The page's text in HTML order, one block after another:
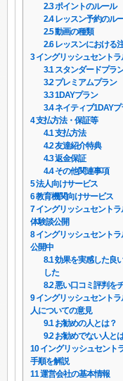
2.3ポイントのルール
2.4レッスン予約のル
2.5動画の種類
2.6レッスンにおける
3イングリッシュセントラ
3.1スタンダードプラ
3.2プレミアムプラン
3.31DAYプラン
3.4ネイティブ1DAYプ
4支払方法・保証等
4.1支払方法
4.2友達紹介特典
4.3返金保証
4.4その他関連事項
5法人向けサービス
6教育機関向けサービス
7イングリッシュセント
体験談公開
8イングリッシュセント
公開中
8.1効果を実感した良
した
8.2悪い口コミ評判を
9イングリッシュセント
人についての意見
9.1お勧めの人とは？
9.2お勧めでない人と
10イングリッシュセント
手順を解説
11運営会社の基本情報